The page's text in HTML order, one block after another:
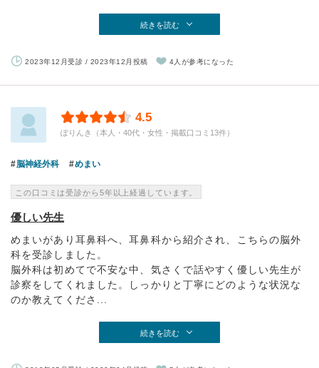
続きを読む
2023年12月受診 / 2023年12月投稿 4人が参考になった
4.5
ぽりんき（本人・40代・女性・掲載口コミ13件）
脳神経外科 めまい
この口コミは受診から5年以上経過しています。
優しい先生
めまいがあり耳鼻科へ、耳鼻科から紹介され、こちらの脳外
科を受診しました。
脳外科は初めてで不安な中、気さくで話やすく優しい先生が
診察をしてくれました。しっかりと丁寧にどのような状況な
のか教えてくださ...
続きを読む